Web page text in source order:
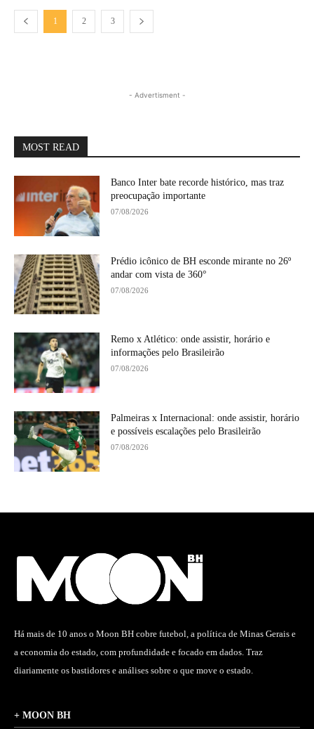
1 2 3
- Advertisment -
MOST READ
Banco Inter bate recorde histórico, mas traz
preocupação importante
07/08/2026
Prédio icônico de BH esconde mirante no 26º
andar com vista de 360°
07/08/2026
Remo x Atlético: onde assistir, horário e
informações pelo Brasileirão
07/08/2026
Palmeiras x Internacional: onde assistir, horário
e possíveis escalações pelo Brasileirão
07/08/2026
Há mais de 10 anos o Moon BH cobre futebol, a política de Minas Gerais e
a economia do estado, com profundidade e focado em dados. Traz
diariamente os bastidores e análises sobre o que move o estado.
+ MOON BH